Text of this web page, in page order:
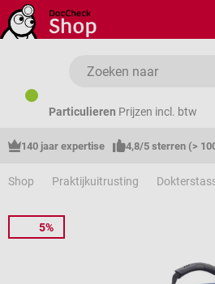
Ga naar de hoofdinhoud
Particulieren Prijzen incl. btw
140 jaar expertise 4,8/5 sterren (>
Shop Praktijkuitrusting
5%